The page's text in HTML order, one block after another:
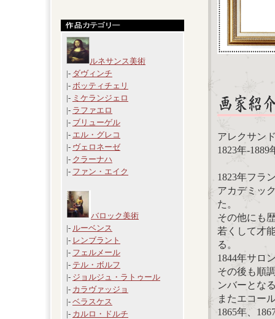
ルネサンス美術
|- ダヴィンチ
|- ボッティチェリ
|- ミケランジェロ
|- ラファエロ
|- ブリューゲル
|- エル・グレコ
|- ヴェロネーゼ
|- クラーナハ
|- ファン・エイク
バロック美術
|- ルーベンス
|- レンブラント
|- フェルメール
|- テル・ボルフ
|- ジョルジュ・ラトゥール
|- カラヴァッジョ
|- ベラスケス
|- カルロ・ドルチ
アレクサン
1823年-
1823年フラ
アカデミッ
た。
その他にも
若くして才
る。
1844年サロ
その後も順
ンバーとな
またエコー
1865年、